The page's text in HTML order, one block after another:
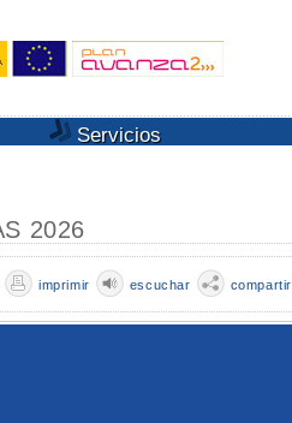
Servicios
2026
compartir
escuchar
imprimir